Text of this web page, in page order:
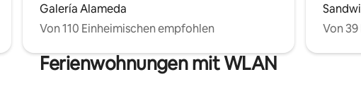
Galería Alameda
Von 110 Einheimischen empfohlen
Von
Ferienwohnungen mit WLAN